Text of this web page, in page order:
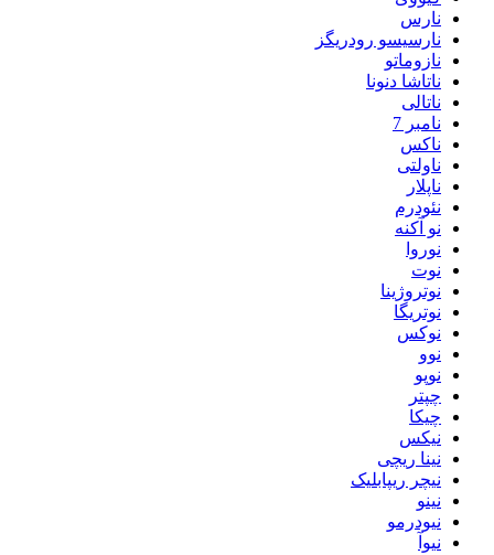
نارس
نارسیسو رودریگز
نازوماتو
ناتاشا دنونا
ناتالی
نامبر 7
ناکس
ناولتی
ناپلار
نئودرم
نو آکنه
نوروا
نوت
نوتروژینا
نوتریگا
نوکس
نوو
نوپو
چپتر
چیکا
نیکس
نینا ریچی
نیچر ریپابلیک
نینو
نیودرمو
نیوآ